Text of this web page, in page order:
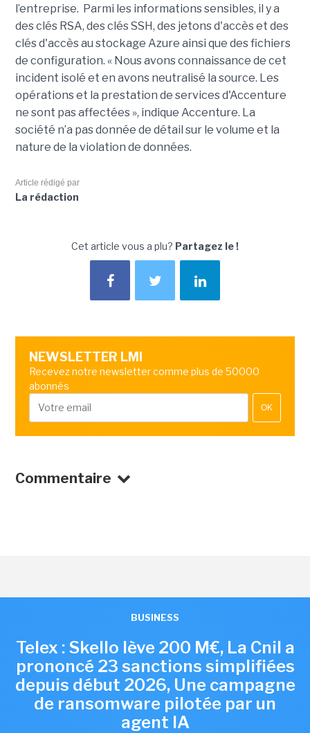
l’entreprise. Parmi les informations sensibles, il y a
des clés RSA, des clés SSH, des jetons d'accès et des
clés d'accès au stockage Azure ainsi que des fichiers
de configuration. « Nous avons connaissance de cet
incident isolé et en avons neutralisé la source. Les
opérations et la prestation de services d'Accenture
ne sont pas affectées », indique Accenture. La
société n’a pas donnée de détail sur le volume et la
nature de la violation de données.
Article rédigé par
La rédaction
Cet article vous a plu? Partagez le !
NEWSLETTER LMI
Recevez notre newsletter comme plus de 50000
abonnés
OK
Commentaire
BUSINESS
Telex : Skello lève 200 M€, La Cnil a
prononcé 23 sanctions simplifiées
depuis début 2026, Une campagne
de ransomware pilotée par un
agent IA